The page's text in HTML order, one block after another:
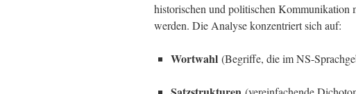
historischen und politischen Kommunikation
werden. Die Analyse konzentriert sich auf:
Wortwahl (Begriffe, die im NS-